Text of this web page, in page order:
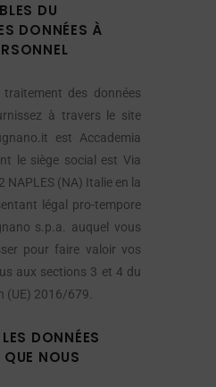
DU
DONNÉES À
des données
à travers le site
est Accademia
le siège social est Via
NAPLES (NA) Italie en la
légal pro-tempore
s.p.a. auquel vous
pour faire valoir vos
aux sections 3 et 4 du
(UE) 2016/679.
DONNÉES
QUE NOUS